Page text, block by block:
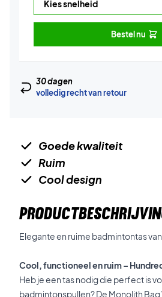
Bestel nu
30 dagen
volledig recht van retour
Goede kwaliteit
Ruim
Cool design
Elegante en ruime badmintontas
Cool, functioneel en ruim –
Heb je een tas nodig die perfect is
badmintonspullen? De Monolith